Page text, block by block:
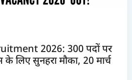
2026: 300 पदों पर
के लिए सुनहरा मौका, 20 मार्च